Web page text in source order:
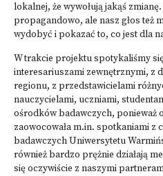
lokalnej, że wywołują jakąś
propagandowo, ale nasz głos też
wydobyć i pokazać to, co jest dla
W trakcie projektu spotykaliśmy
interesariuszami zewnętrznymi, z
regionu, z przedstawicielami
nauczycielami, uczniami,
ośrodków badawczych, ponieważ
zaowocowała m.in. spotkaniami z
badawczych Uniwersytetu
również bardzo prężnie działają
się oczywiście z naszymi